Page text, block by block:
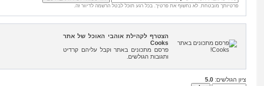
פרטיותך מובטחת. לא נחשוף את פרטיך. בכל רגע תוכל לבטל הרשמה לדיוור זה.
הצטרף לקהילת אוהבי האוכל של אתר
Cooks
פרסם מתכונים באתר וקבל עליהם קרדיט
ותגובות הגולשים.
ציון הגולשים: 5.0